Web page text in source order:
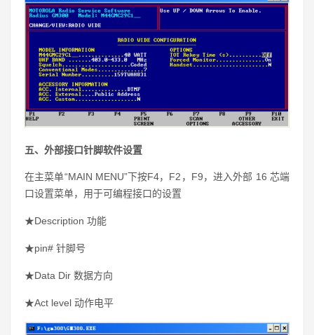
五、外部接口针脚软件设置
在主菜单“MAIN MENU”下按F4，F2，F9，进入外部 16 芯端
口设置菜单，用于可编程接口的设置
★Description 功能
★pin# 针脚号
★Data Dir 数据方向
★Act level 动作电平